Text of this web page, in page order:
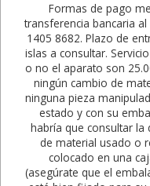
Formas de pago
transferencia bancaria al
1405 8682. Plazo de
islas a consultar.
o no el aparato son
ningún cambio de
ninguna pieza
estado y con su
habría que consultar la
de material usado o
colocado en una
(asegúrate que el